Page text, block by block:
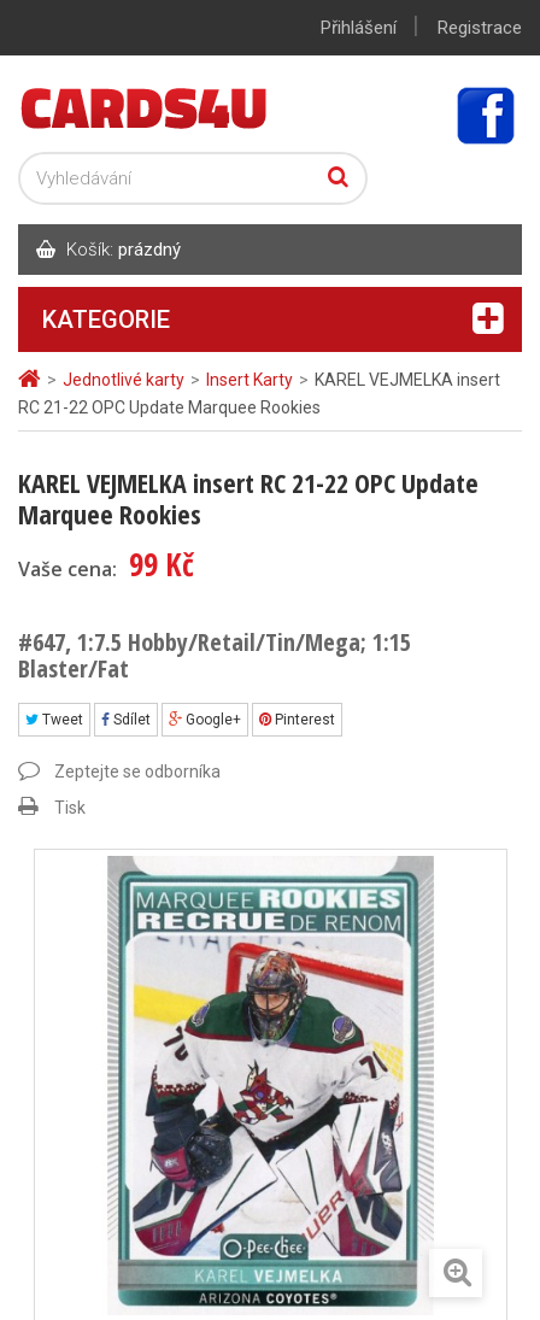
> Jednotlivé karty > Insert Karty > KAREL VEJMELKA insert
RC 21-22 OPC Update Marquee Rookies
KAREL VEJMELKA insert RC 21-22 OPC Update
Marquee Rookies
Vaše cena: 99 Kč
#647, 1:7.5 Hobby/Retail/Tin/Mega; 1:15
Blaster/Fat
Tweet Sdílet Google+ Pinterest
Zeptejte se odborníka
Tisk
Přihlášení | Registrace
Košík: prázdný
KATEGORIE